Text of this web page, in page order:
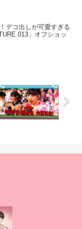
デコ出しが可愛すぎる
013」オフショッ